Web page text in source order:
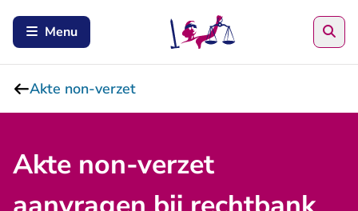
Menu
Akte non-verzet
Akte non-verzet